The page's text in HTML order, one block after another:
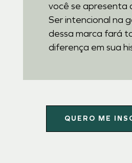
você se apresenta
Ser intencional na
dessa marca fará
diferença em sua
QUERO ME